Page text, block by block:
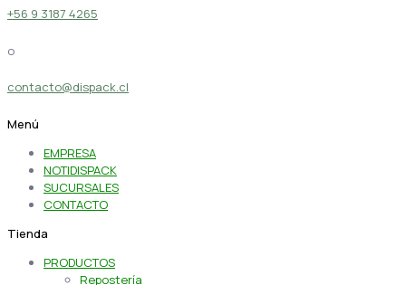
+56 9 3187 4265
o
contacto@dispack.cl
Menú
EMPRESA
NOTIDISPACK
SUCURSALES
CONTACTO
Tienda
PRODUCTOS
Repostería